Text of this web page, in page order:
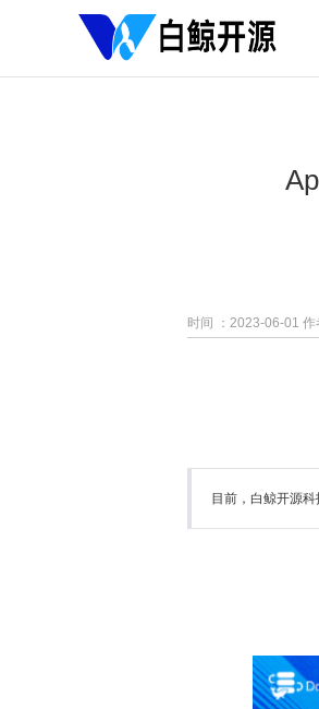
时间 ：2023-06-01 作
目前，白鲸开源科